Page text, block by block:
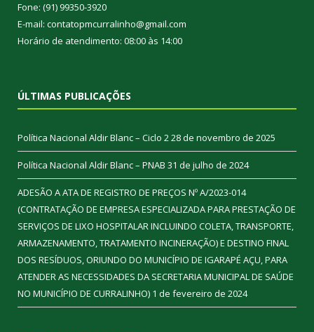
Fone: (91) 99350-3920
E-mail: contatopmcurralinho@gmail.com
Horário de atendimento: 08:00 às 14:00
ÚLTIMAS PUBLICAÇÕES
Política Nacional Aldir Blanc – Ciclo 228 de novembro de 2025
Política Nacional Aldir Blanc – PNAB 31 de julho de 2024
ADESÃO A ATA DE REGISTRO DE PREÇOS Nº A/2023-014
(CONTRATAÇÃO DE EMPRESA ESPECIALIZADA PARA PRESTAÇÃO DE
SERVIÇOS DE LIXO HOSPITALAR INCLUINDO COLETA, TRANSPORTE,
ARMAZENAMENTO, TRATAMENTO INCINERAÇÃO) E DESTINO FINAL
DOS RESÍDUOS, ORIUNDO DO MUNICÍPIO DE IGARAPÉ AÇU, PARA
ATENDER AS NECESSIDADES DA SECRETARIA MUNICIPAL DE SAÚDE
NO MUNICÍPIO DE CURRALINHO) 1 de fevereiro de 2024